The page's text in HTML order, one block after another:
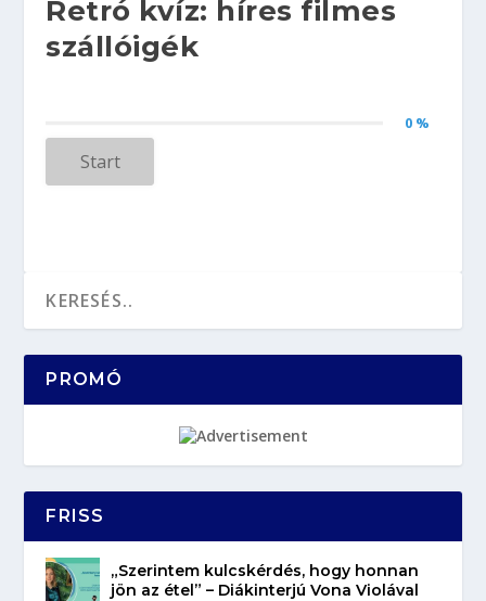
Retró kvíz: híres filmes
szállóigék
0 %
Start
PROMÓ
FRISS
„Szerintem kulcskérdés, hogy honnan
jön az étel” – Diákinterjú Vona Violával